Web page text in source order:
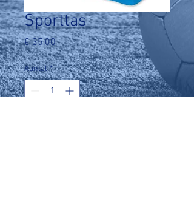
Sporttas
€ 35,00Prijs
Aantal *